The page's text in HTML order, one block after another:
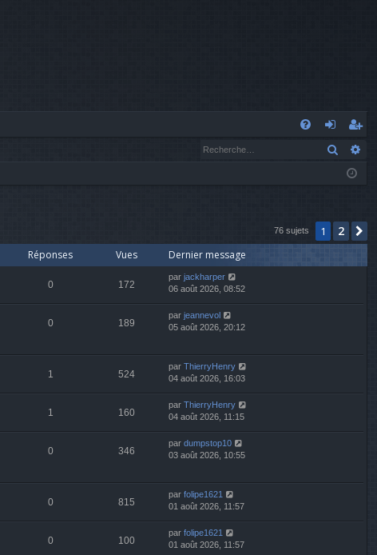
o
’e
nr
ist
76 sujets 1 2
Réponses Vues Dernier message
0 172
par jackharper
06 août 2026, 08:52
0 189
par jeannevol
05 août 2026, 20:12
1 524
par ThierryHenry
04 août 2026, 16:03
1 160
par ThierryHenry
04 août 2026, 11:15
0 346
par dumpstop10
03 août 2026, 10:55
0 815
par folipe1621
01 août 2026, 11:57
0 100
par folipe1621
01 août 2026, 11:57